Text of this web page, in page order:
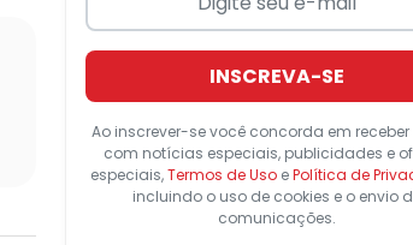
INSCREVA-SE
Ao inscrever-se você concorda em
com notícias especiais, publicidades e
especiais,Termos de UsoePolítica de
incluindo o uso de cookies e o envio
comunicações.